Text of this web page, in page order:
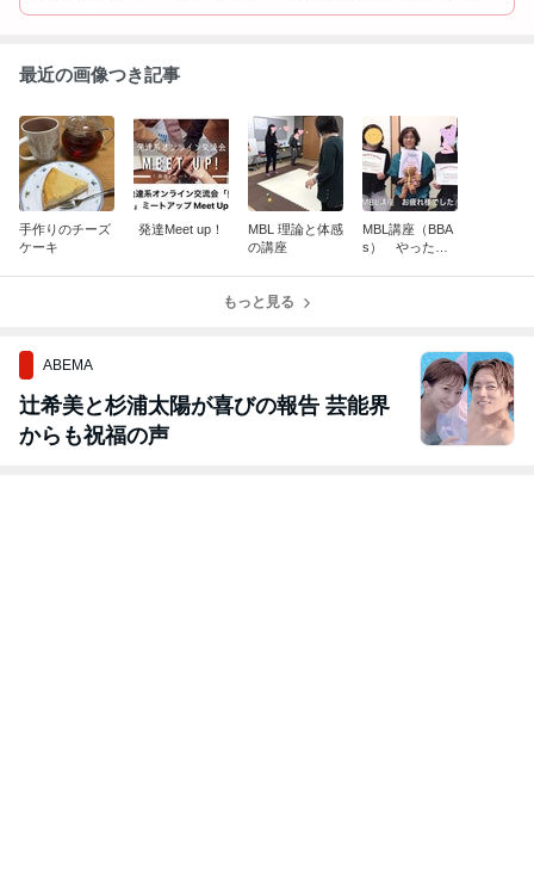
交流センターにて開講中。 お問合せ・資料請求は habita-321☆wel
最近の画像つき記事
手作りのチーズ
ケーキ
発達Meet up！
MBL 理論と体感
の講座
MBL講座（BBA
s） やったよ
もっと見る
ABEMA
辻希美と杉浦太陽が喜びの報告 芸能界
からも祝福の声